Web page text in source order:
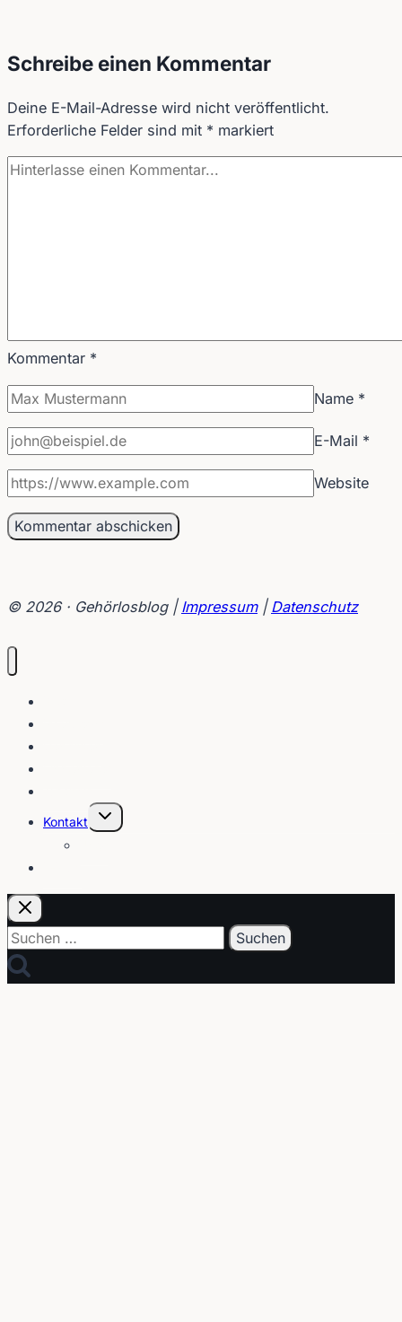
Schreibe einen Kommentar
Deine E-Mail-Adresse wird nicht veröffentlicht.
Erforderliche Felder sind mit * markiert
Kommentar *
Name *
E-Mail *
Website
© 2026 · Gehörlosblog | Impressum| Datenschutz
Kontakt
Untermenü
umschalten
Suchen
nach: